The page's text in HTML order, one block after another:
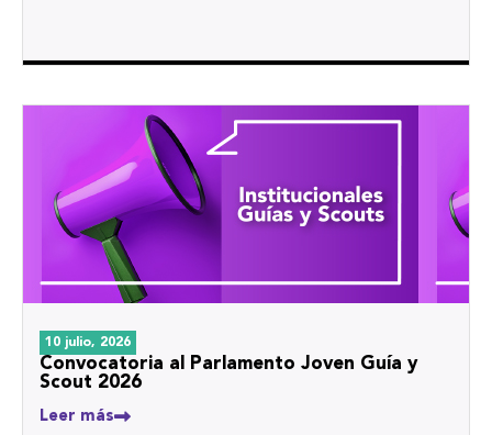
10 julio, 2026
Convocatoria al Parlamento Joven Guía y
Scout 2026
Leer más